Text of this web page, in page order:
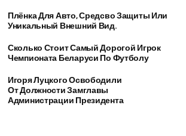
Плёнка Для Авто, Средсво Защиты Или
Уникальный Внешний Вид.
Сколько Стоит Самый Дорогой Игрок
Чемпионата Беларуси По Футболу
Игоря Луцкого Освободили
От Должности Замглавы
Администрации Президента